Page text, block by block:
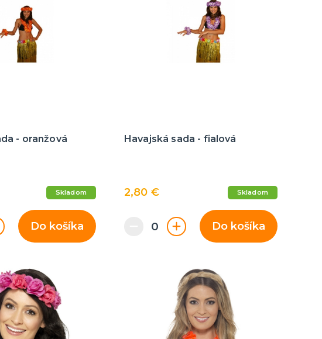
- oranžová
Skladom
Do košíka
Havajská sada - fialová
2,80 € Skladom
Do košíka